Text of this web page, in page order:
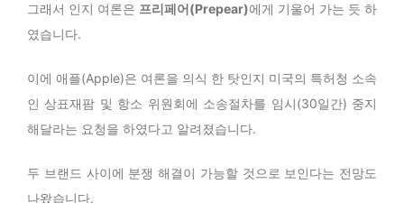
그래서 인지 여론은 프리페어(Prepear)에게 기울어 가는 듯 하
였습니다.
이에 애플(Apple)은 여론을 의식 한 탓인지 미국의 특허청 소속
인 상표재팜 및 항소 위원회에 소송절차를 임시(30일간) 중지
해달라는 요청을 하였다고 알려졌습니다.
두 브랜드 사이에 분쟁 해결이 가능할 것으로 보인다는 전망도
나왔습니다.